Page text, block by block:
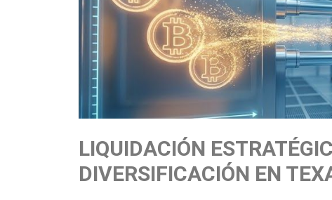
LIQUIDACIÓN
DIVERSIFICACIÓN EN